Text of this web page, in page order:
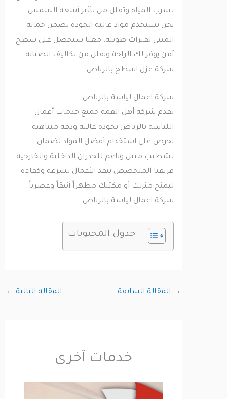
تسرب المياه وتقلل من تأثير أشعة الشمس.
نحن نستخدم مواد عالية الجودة تضمن حماية
المبنى لفترات طويلة. معنا ستحصل على سطح
آمن يوفر لك الراحة ويقلل من تكاليف الصيانة.
شركة عزل اسطح بالرياض
شركة اعمال لياسة بالرياض
تقدم شركة أهل القمة جميع خدمات أعمال
اللياسة بالرياض بجودة عالية ودقة متناهية.
نحرص على استخدام أفضل المواد لضمان
تشطيب متين وناعم للجدران الداخلية والخارجية.
فريقنا المتخصص ينفذ الأعمال بسرعة وكفاءة
ليمنح منزلك أو مكتبك مظهراً أنيقاً وعصرياً.
شركة اعمال لياسة بالرياض
جدول المحتويات
المقالة السابقة المقالة التالية←
خدمات آخرى